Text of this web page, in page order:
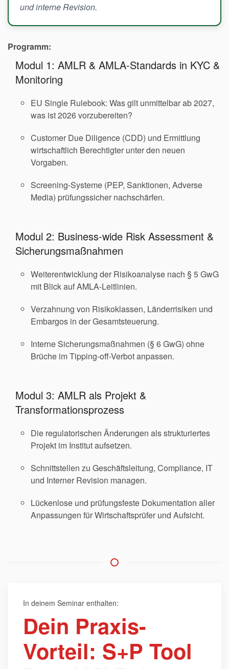
und interne Revision.
Programm:
Modul 1: AMLR & AMLA-Standards in KYC &
Monitoring
EU Single Rulebook: Was gilt unmittelbar ab 2027,
was ist 2026 vorzubereiten?
Customer Due Diligence (CDD) und Ermittlung
wirtschaftlich Berechtigter unter den neuen
Vorgaben.
Screening-Systeme (PEP, Sanktionen, Adverse
Media) prüfungssicher nachschärfen.
Modul 2: Business-wide Risk Assessment &
Sicherungsmaßnahmen
Weiterentwicklung der Risikoanalyse nach § 5 GwG
mit Blick auf AMLA-Leitlinien.
Verzahnung von Risikoklassen, Länderrisiken und
Embargos in der Gesamtsteuerung.
Interne Sicherungsmaßnahmen (§ 6 GwG) ohne
Brüche im Tipping-off-Verbot anpassen.
Modul 3: AMLR als Projekt &
Transformationsprozess
Die regulatorischen Änderungen als strukturiertes
Projekt im Institut aufsetzen.
Schnittstellen zu Geschäftsleitung, Compliance, IT
und Interner Revision managen.
Lückenlose und prüfungsfeste Dokumentation aller
Anpassungen für Wirtschaftsprüfer und Aufsicht.
In deinem Seminar enthalten:
Dein Praxis-
Vorteil: S+P Tool